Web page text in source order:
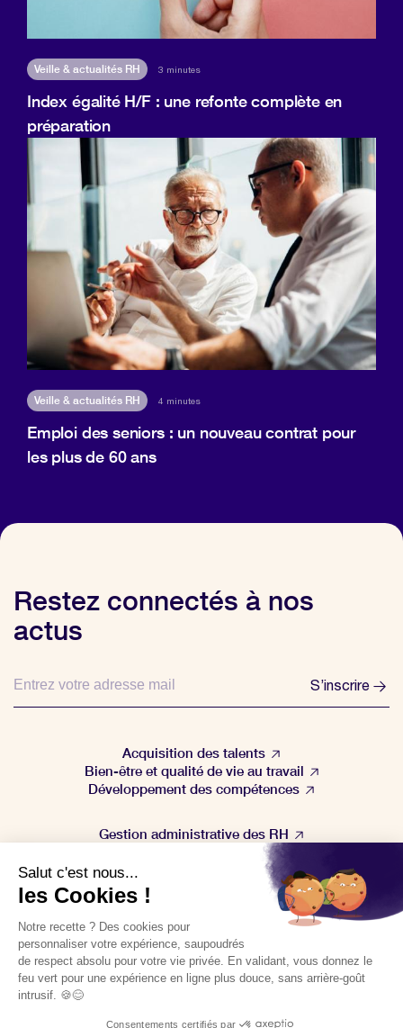
Veille & actualités RH 3 minutes
Index égalité H/F : une refonte complète en
préparation
Veille & actualités RH 4 minutes
Emploi des seniors : un nouveau contrat pour
les plus de 60 ans
Restez connectés à nos
actus
S’inscrire
Acquisition des talents
Bien-être et qualité de vie au travail
Développement des compétences
Gestion administrative des RH
Gestion de la performance
🚀 Téléchargez nos outils gratuits